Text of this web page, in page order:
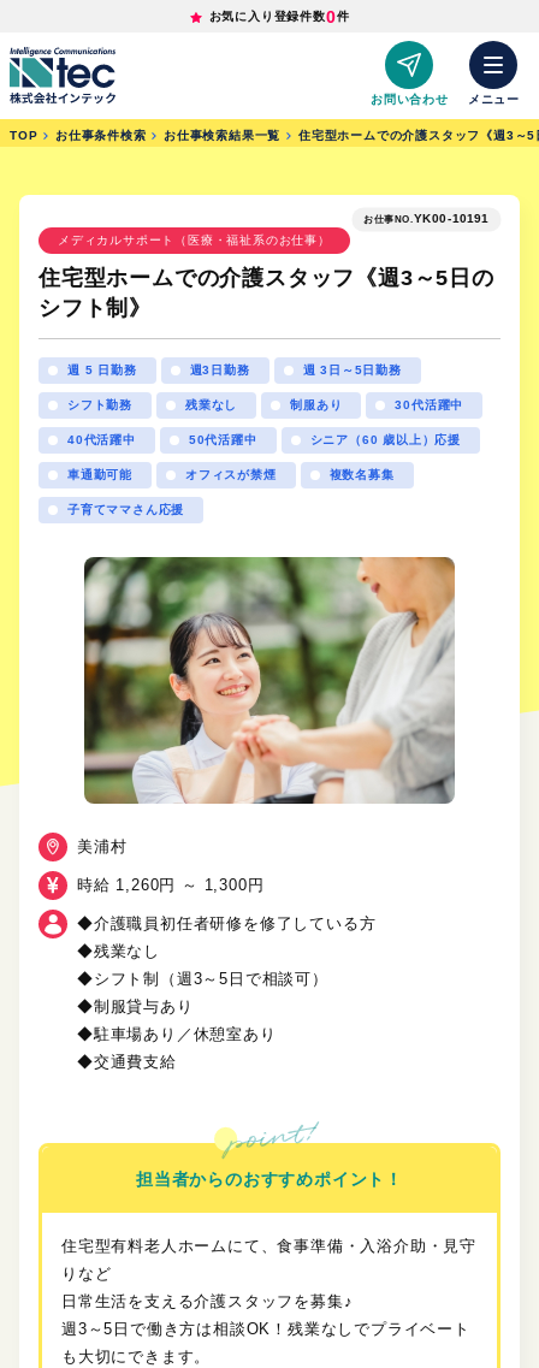
お気に入り登録件数0件
お問い合わせ メニュー
TOP お仕事条件検索 お仕事検索結果一覧 住宅型ホームでの介護スタッフ《週3～5
お仕事NO. YK00-10191
メディカルサポート（医療・福祉系のお仕事）
住宅型ホームでの介護スタッフ《週3～5日の
シフト制》
週 5 日勤務 週3日勤務 週 3日～5日勤務
シフト勤務 残業なし 制服あり 30代活躍中
40代活躍中 50代活躍中 シニア（60 歳以上）応援
車通勤可能 オフィスが禁煙 複数名募集
子育てママさん応援
美浦村
時給 1,260円 ～ 1,300円
◆介護職員初任者研修を修了している方
◆残業なし
◆シフト制（週3～5日で相談可）
◆制服貸与あり
◆駐車場あり／休憩室あり
◆交通費支給
担当者からのおすすめポイント！
住宅型有料老人ホームにて、食事準備・入浴介助・見守
りなど
日常生活を支える介護スタッフを募集♪
週3～5日で働き方は相談OK！残業なしでプライベート
も大切にできます。